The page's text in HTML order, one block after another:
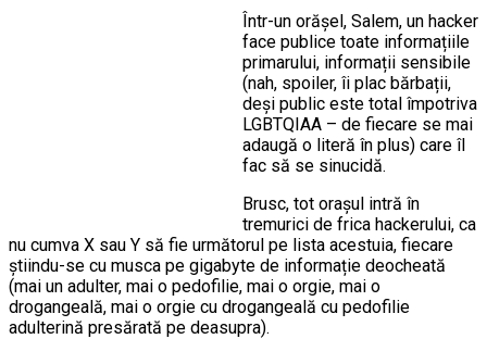
Într-un orășel, Salem, un hacker
face publice toate informațiile
primarului, informații sensibile
(nah, spoiler, îi plac bărbații,
deși public este total împotriva
LGBTQIAA – de fiecare se mai
adaugă o literă în plus) care îl
fac să se sinucidă.
Brusc, tot orașul intră în
tremurici de frica hackerului, ca
nu cumva X sau Y să fie următorul pe lista acestuia, fiecare
știindu-se cu musca pe gigabyte de informație deocheată
(mai un adulter, mai o pedofilie, mai o orgie, mai o
drogangeală, mai o orgie cu drogangeală cu pedofilie
adulterină presărată pe deasupra).